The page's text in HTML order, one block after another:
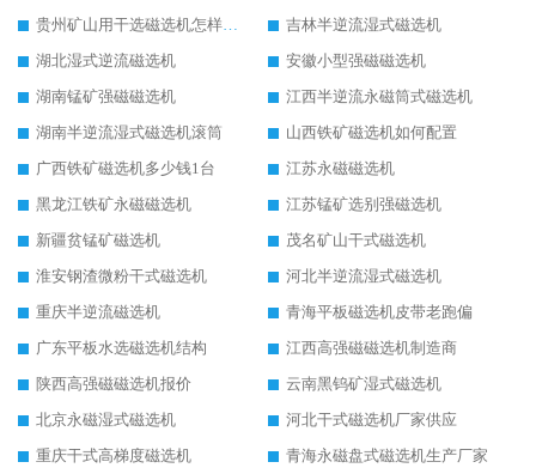
贵州矿山用干选磁选机怎样调磁
吉林半逆流湿式磁选机
湖北湿式逆流磁选机
安徽小型强磁磁选机
湖南锰矿强磁磁选机
江西半逆流永磁筒式磁选机
湖南半逆流湿式磁选机滚筒
山西铁矿磁选机如何配置
广西铁矿磁选机多少钱1台
江苏永磁磁选机
黑龙江铁矿永磁磁选机
江苏锰矿选别强磁选机
新疆贫锰矿磁选机
茂名矿山干式磁选机
淮安钢渣微粉干式磁选机
河北半逆流湿式磁选机
重庆半逆流磁选机
青海平板磁选机皮带老跑偏
广东平板水选磁选机结构
江西高强磁磁选机制造商
陕西高强磁磁选机报价
云南黑钨矿湿式磁选机
北京永磁湿式磁选机
河北干式磁选机厂家供应
重庆干式高梯度磁选机
青海永磁盘式磁选机生产厂家